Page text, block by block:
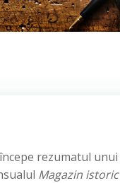
rezumatul unui
Magazin istoric